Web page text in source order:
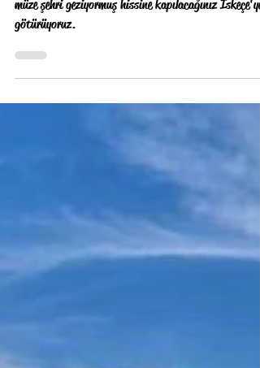
Onlar diyor Xanthi, biz diyelim İskeçe!
müze şehri geziyormuş hissine kapılacağınız İskeçe'ye
götürüyoruz.